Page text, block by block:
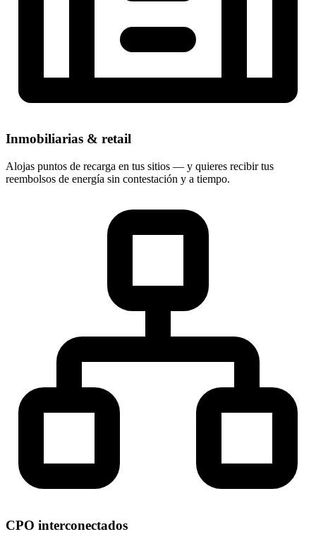
Inmobiliarias & retail
Alojas puntos de recarga en tus sitios — y quieres recibir tus
reembolsos de energía sin contestación y a tiempo.
CPO interconectados